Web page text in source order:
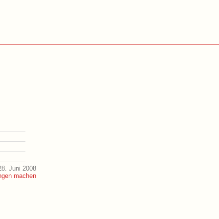
Juni 2008